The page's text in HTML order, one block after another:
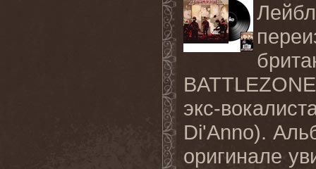
экс-
Di'Anno).
оригинале